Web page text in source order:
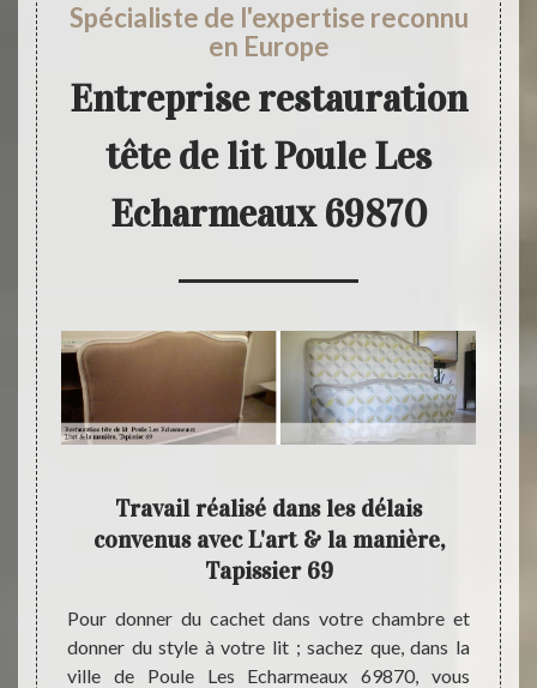
Spécialiste de l'expertise reconnu
en Europe
Entreprise restauration
tête de lit Poule Les
Echarmeaux 69870
ville
y
Travail réalisé dans les délais
convenus avec L'art & la manière,
Tapissier 69
Pour donner du cachet dans votre chambre et
donner du style à votre lit ; sachez que, dans la
ville de Poule Les Echarmeaux 69870, vous
De